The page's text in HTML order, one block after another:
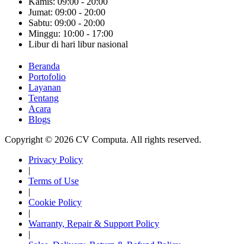
Jumat: 09:00 - 20:00
Sabtu: 09:00 - 20:00
Minggu: 10:00 - 17:00
Libur di hari libur nasional
Beranda
Portofolio
Layanan
Tentang
Acara
Blogs
Copyright © 2026 CV Computa. All rights reserved.
Privacy Policy
|
Terms of Use
|
Cookie Policy
|
Warranty, Repair & Support Policy
|